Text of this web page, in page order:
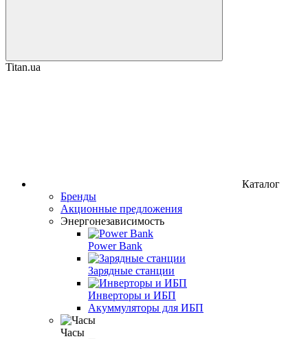
Titan.ua
Каталог
Бренды
Акционные предложения
Энергонезависимость
Power Bank
Зарядные станции
Инверторы и ИБП
Акуммуляторы для ИБП
Часы